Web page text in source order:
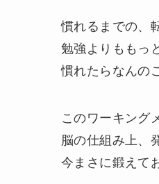
慣れるまでの、
勉強よりももっ
慣れたらなんの
このワーキング
脳の仕組み上、
今まさに鍛えて